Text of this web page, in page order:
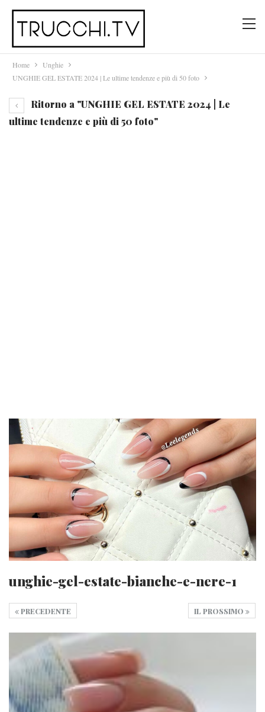
Home
Unghie
UNGHIE GEL ESTATE 2024 | Le ultime tendenze e più di 50 foto
Ritorno a "UNGHIE GEL ESTATE 2024 | Le
ultime tendenze e più di 50 foto"
unghie-gel-estate-bianche-e-nere-1
IL PROSSIMO
PRECEDENTE